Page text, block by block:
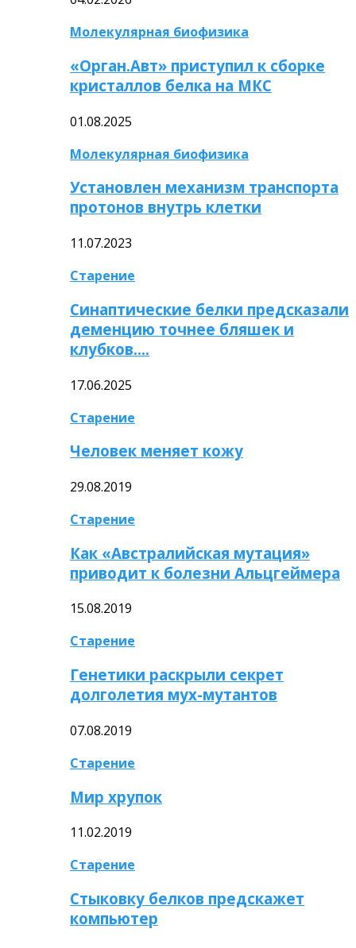
Молекулярная биофизика
«Орган.Авт» приступил к сборке
кристаллов белка на МКС
01.08.2025
Молекулярная биофизика
Установлен механизм транспорта
протонов внутрь клетки
11.07.2023
Старение
Синаптические белки предсказали
деменцию точнее бляшек и
клубков….
17.06.2025
Старение
Человек меняет кожу
29.08.2019
Старение
Как «Австралийская мутация»
приводит к болезни Альцгеймера
15.08.2019
Старение
Генетики раскрыли секрет
долголетия мух-мутантов
07.08.2019
Старение
Мир хрупок
11.02.2019
Старение
Стыковку белков предскажет
компьютер